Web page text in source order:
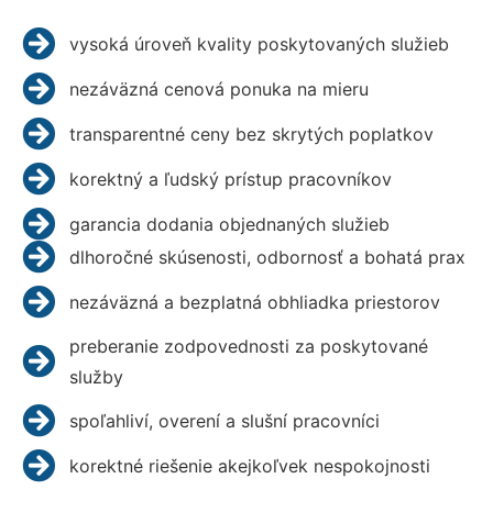
vysoká úroveň kvality poskytovaných služieb
nezáväzná cenová ponuka na mieru
transparentné ceny bez skrytých poplatkov
korektný a ľudský prístup pracovníkov
garancia dodania objednaných služieb
dlhoročné skúsenosti, odbornosť a bohatá prax
nezáväzná a bezplatná obhliadka priestorov
preberanie zodpovednosti za poskytované
služby
spoľahliví, overení a slušní pracovníci
korektné riešenie akejkoľvek nespokojnosti